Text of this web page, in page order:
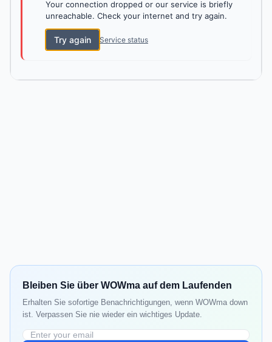
Your connection dropped or our service is briefly
unreachable. Check your internet and try again.
Try again Service status
Bleiben Sie über WOWma auf dem Laufenden
Erhalten Sie sofortige Benachrichtigungen, wenn WOWma down
ist. Verpassen Sie nie wieder ein wichtiges Update.